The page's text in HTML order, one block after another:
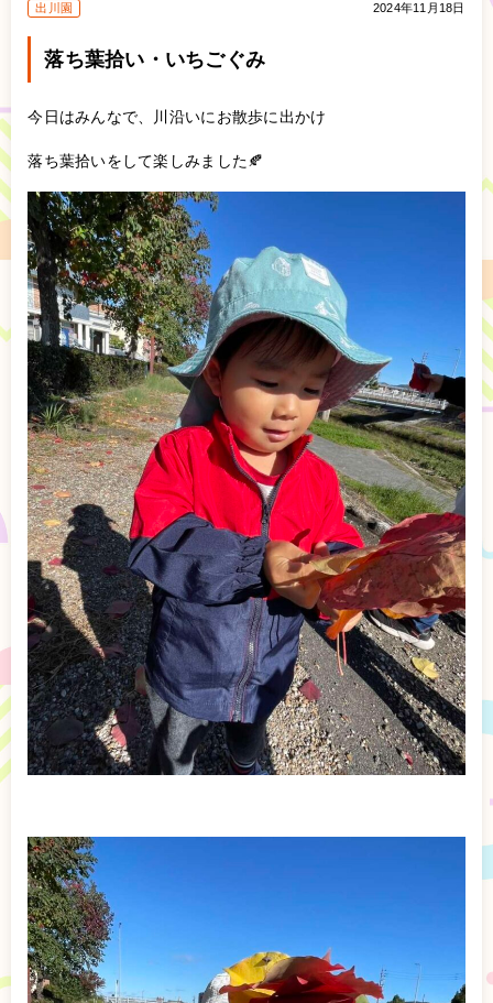
出川園 2024年11月18日
落ち葉拾い・いちごぐみ
今日はみんなで、川沿いにお散歩に出かけ
落ち葉拾いをして楽しみました🍂